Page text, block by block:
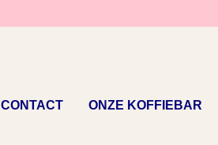
CONTACT ONZE KOFFIEBAR